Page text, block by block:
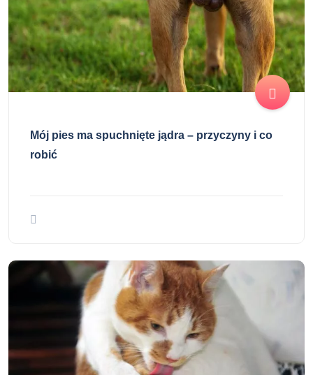
Mój pies ma spuchnięte jądra – przyczyny i co
robić